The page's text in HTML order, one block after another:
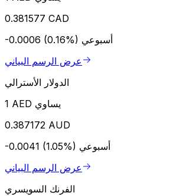
0.381577 CAD
-0.0006 (0.16%) أسبوعي
عرض الرسم البياني
الدولار الأسترالي
1 AED يساوي
0.387172 AUD
-0.0041 (1.05%) أسبوعي
عرض الرسم البياني
الفرنك السويسري